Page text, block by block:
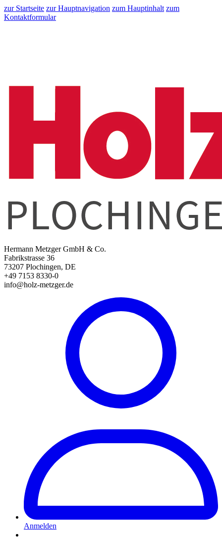
zur Startseite zur Hauptnavigation zum Hauptinhalt zum
Kontaktformular
Hermann Metzger GmbH & Co.
Fabrikstrasse 36
73207 Plochingen, DE
+49 7153 8330-0
info@holz-metzger.de
Anmelden